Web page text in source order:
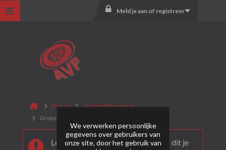
Meld je aan of registreer
Forum
Vuurwerkbunker.nl
Grondvuurwerk en fonteinen
Leuk dat je ons gevonden hebt! Als dit je
We verwerken persoonlijke
gegevens over gebruikers van
onze site, door het gebruik van